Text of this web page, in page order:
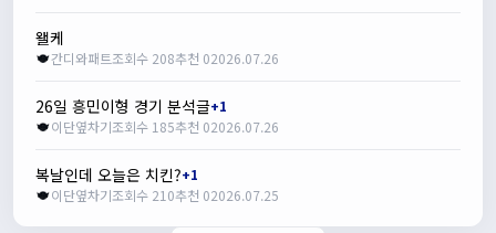
왤케
간디와패트조회수 208추천 02026.07.26
26일 흥민이형 경기 분석글+1
이단옆차기조회수 185추천 02026.07.26
복날인데 오늘은 치킨?+1
이단옆차기조회수 210추천 02026.07.25